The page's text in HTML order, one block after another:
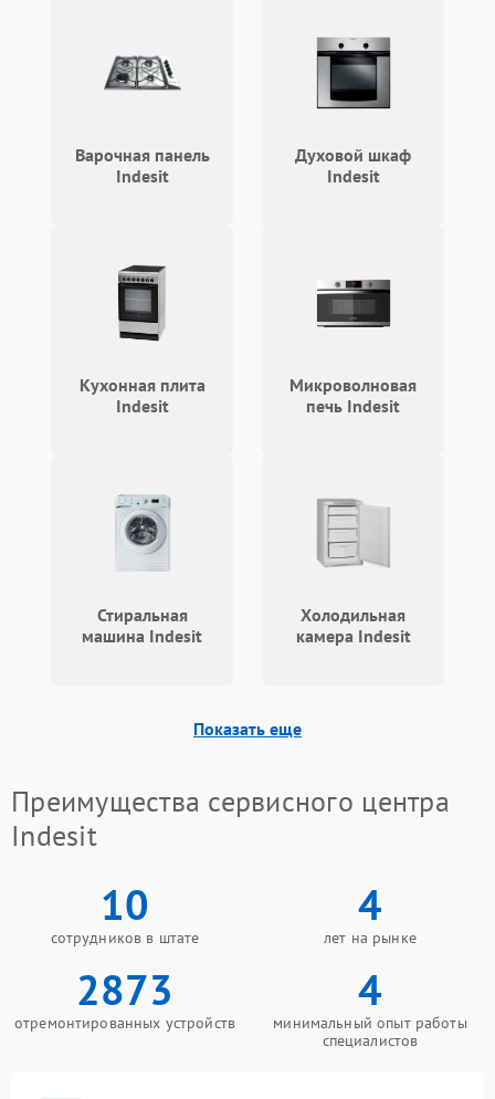
Проблемы с системой
автоматической
разморозки
Подробнее →
Варочная панель
Indesit
Духовой шкаф
Indesit
Кухонная плита
Indesit
Микроволновая
печь Indesit
Стиральная
машина Indesit
Холодильная
камера Indesit
Показать еще
Преимущества сервисного центра
Indesit
10
сотрудников в штате
4
лет на рынке
2873
отремонтированных устройств
4
минимальный опыт работы
специалистов